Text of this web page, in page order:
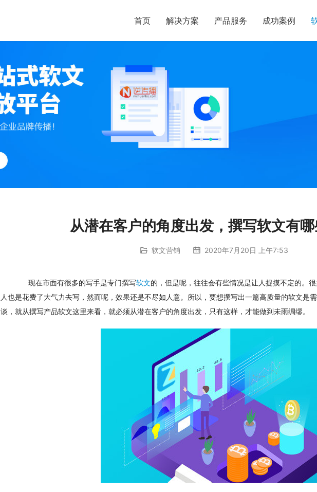
首页 解决方案 产品服务 成功案例
从潜在客户的角度出发，撰写软文有
软文营销 2020年7月20日 上午7:53
现在市面有很多的写手是专门撰写软文的，但是呢，往往会有些情况是让人捉摸不定的。
人也是花费了大气力去写，然而呢，效果还是不尽如人意。所以，要想撰写出一篇高质量的软文是
谈，就从撰写产品软文这里来看，就必须从潜在客户的角度出发，只有这样，才能做到未雨绸缪。